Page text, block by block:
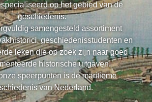
op het gebied van de
geschiedenis.
samengesteld assortiment
geschiedenisstudenten en
leken die op zoek zijn naar goed
historische uitgaven.
speerpunten is de maritieme
van Nederland.